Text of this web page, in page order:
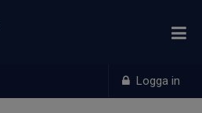
Logga in